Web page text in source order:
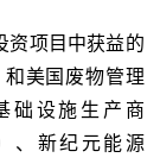
资项目中获益的
美国废物管理
础设施生产商
、新纪元能源